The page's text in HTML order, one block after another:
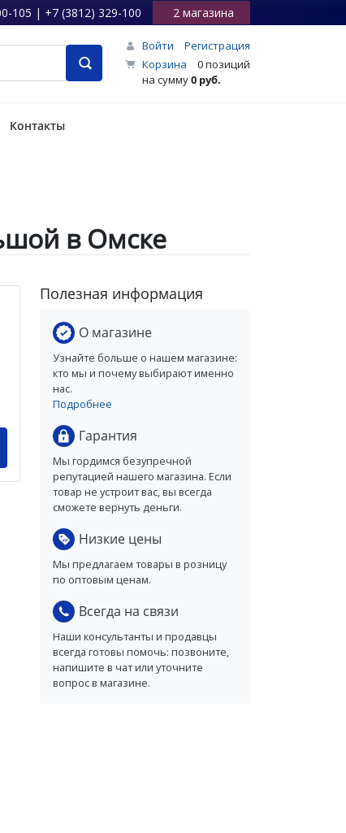
105 | +7 (3812) 329-100 2 магазина
Войти
Регистрация
Корзина
0 позиций
на сумму0 руб.
Контакты
в Омске
Полезная информация
О магазине
Узнайте больше о нашем магазине:
кто мы и почему выбирают именно
нас.
Подробнее
Гарантия
Мы гордимся безупречной
репутацией нашего магазина. Если
товар не устроит вас, вы всегда
сможете вернуть деньги.
Низкие цены
Мы предлагаем товары в розницу
по оптовым ценам.
Всегда на связи
Наши консультанты и продавцы
всегда готовы помочь: позвоните,
напишите в чат или уточните
вопрос в магазине.